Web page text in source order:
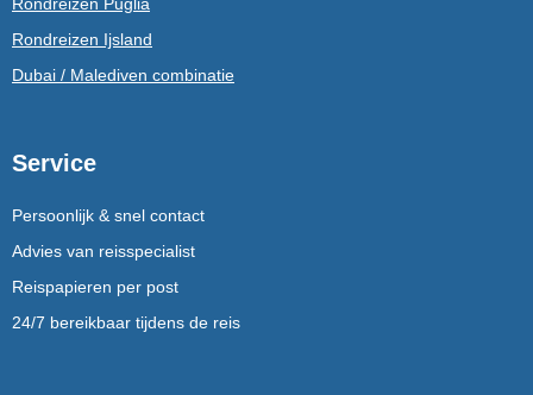
Rondreizen Puglia
Rondreizen Ijsland
Dubai / Malediven combinatie
Service
Persoonlijk & snel contact
Advies van reisspecialist
Reispapieren per post
24/7 bereikbaar tijdens de reis